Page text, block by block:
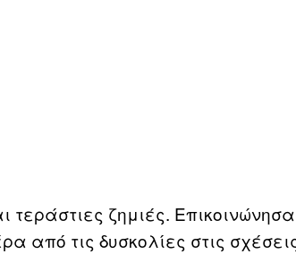
ζημιές.
από τις δυσκολίες στις